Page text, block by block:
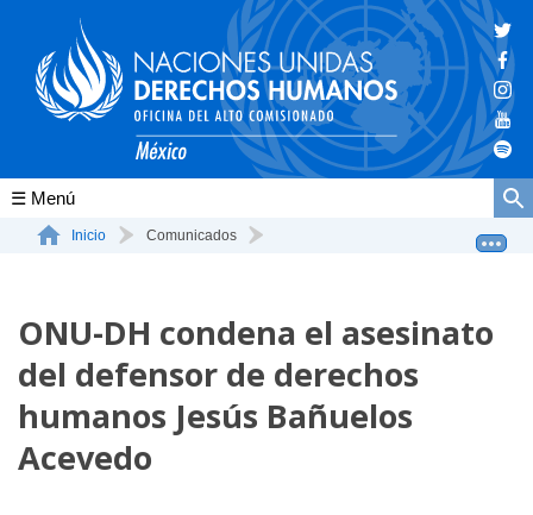
Conócenos
La ONU-DH en México
Vacantes ONU-DH México
ONU-DH en el tiempo
Inicio Comunicados
ONU-DH condena el asesinato
del defensor de derechos
humanos Jesús Bañuelos
Acevedo